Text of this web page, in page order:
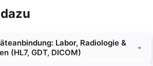
Labor, Radiologie &
(HL7, GDT, DICOM)